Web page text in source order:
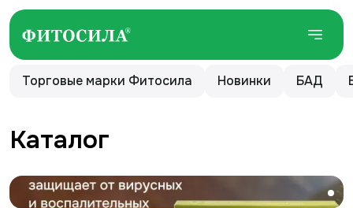
Торговые марки Фитосила Новинки БАД
Каталог